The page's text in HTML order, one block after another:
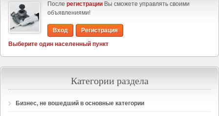
После регистрации Вы сможете управлять своими
объявлениями!
Вход
Регистрация
Выберите один населенный пункт
Категории раздела
Бизнес, не вошедший в основные категории